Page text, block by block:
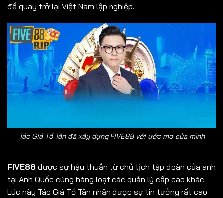
để quay trở lại Việt Nam lập nghiệp.
Tác Giá Tố Tân đã xây dựng FIVE88 với ước mơ của mình
FIVE88 được sự hậu thuẫn từ chủ tịch tập đoàn của anh
tại Anh Quốc cùng hàng loạt các quản lý cấp cao khác.
Lúc này Tác Giá Tố Tân nhận được sự tin tưởng rất cao